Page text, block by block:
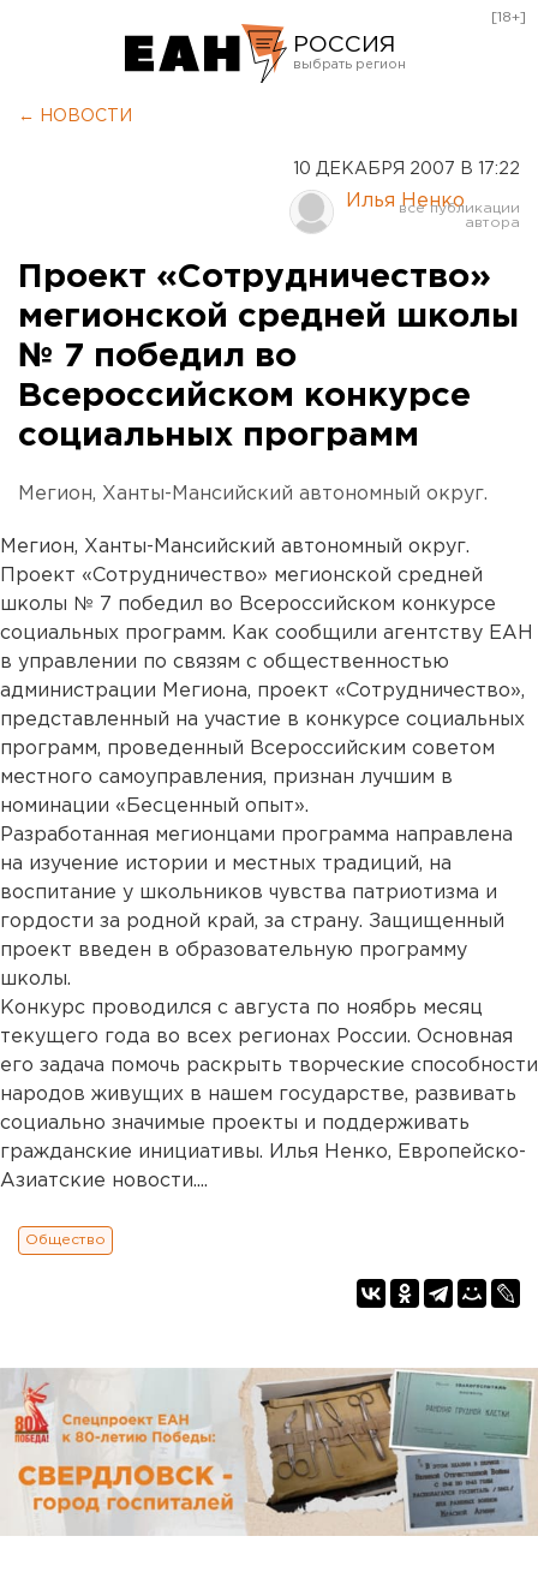
РОССИЯ
Курган
Оренбург
[18+]
← НОВОСТИ
10 ДЕКАБРЯ 2007 В 17:22
Илья Ненко
Проект «Сотрудничество»
мегионской средней школы
№ 7 победил во
Всероссийском конкурсе
социальных программ
Мегион, Ханты-Мансийский автономный округ.
Мегион, Ханты-Мансийский автономный округ.
Проект «Сотрудничество» мегионской средней
школы № 7 победил во Всероссийском конкурсе
социальных программ. Как сообщили агентству ЕАН
в управлении по связям с общественностью
администрации Мегиона, проект «Сотрудничество»,
представленный на участие в конкурсе социальных
программ, проведенный Всероссийским советом
местного самоуправления, признан лучшим в
номинации «Бесценный опыт».
Разработанная мегионцами программа направлена
на изучение истории и местных традиций, на
воспитание у школьников чувства патриотизма и
гордости за родной край, за страну. Защищенный
проект введен в образовательную программу
школы.
Конкурс проводился с августа по ноябрь месяц
текущего года во всех регионах России. Основная
его задача помочь раскрыть творческие способности
народов живущих в нашем государстве, развивать
социально значимые проекты и поддерживать
гражданские инициативы. Илья Ненко, Европейско-
Азиатские новости....
Общество